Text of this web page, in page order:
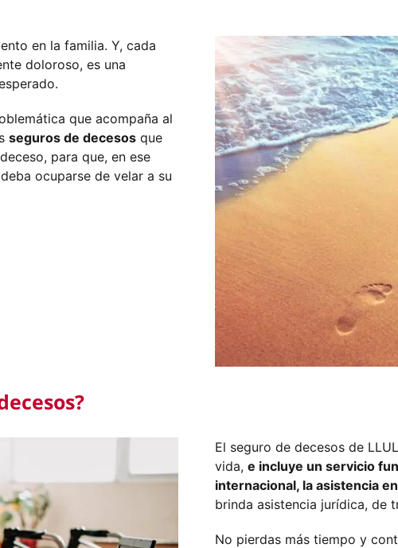
en la familia. Y, cada
doloroso, es una
que acompaña al
seguros de decesosque
para que, en ese
ocuparse de velar a su
El seguro de decesos de
vida,e incluye un servicio
internacional, la asistencia
brinda asistencia jurídica, de
No pierdas más tiempo y